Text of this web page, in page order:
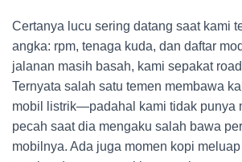
Certanya lucu sering datang saat kami
angka: rpm, tenaga kuda, dan daftar
jalanan masih basah, kami sepakat
Ternyata salah satu temen membawa
mobil listrik—padahal kami tidak punya
pecah saat dia mengaku salah bawa
mobilnya. Ada juga momen kopi